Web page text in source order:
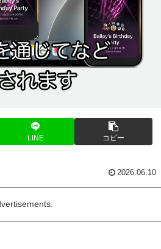
LINE コピー
2026.06.10